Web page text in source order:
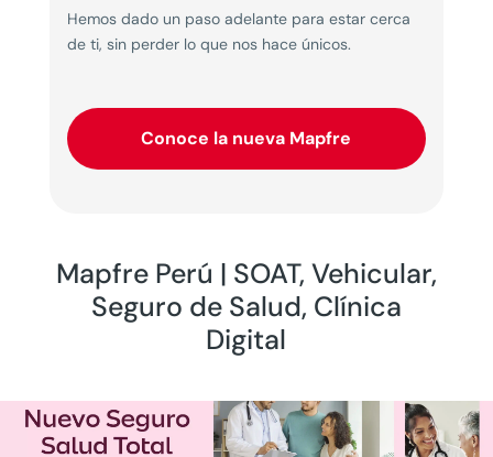
Hemos dado un paso adelante para estar cerca
de ti, sin perder lo que nos hace únicos.
Conoce la nueva Mapfre
Mapfre Perú | SOAT, Vehicular,
Seguro de Salud, Clínica
Digital